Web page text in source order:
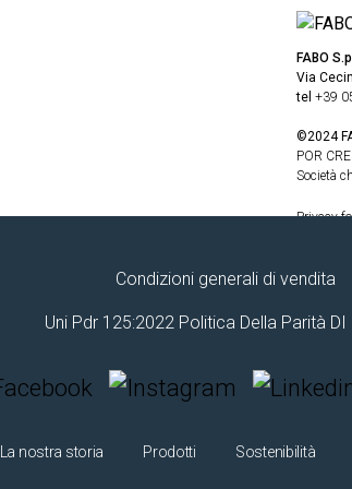
FABO
Via
tel +39
©2024
POR
Società
Privacy
Condizioni generali di vendita
Uni Pdr 125:2022 Politica Della Parità DI
La nostra storia Prodotti Sostenibilità